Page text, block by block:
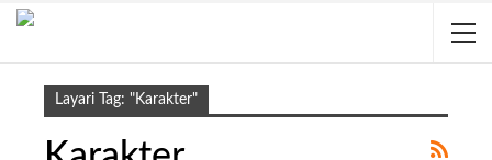
Layari Tag: "Karakter"